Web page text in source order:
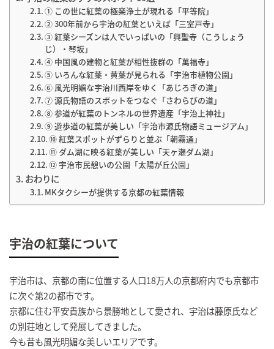
① この世に紅葉の極楽浄土が現れる「平等院」
② 300年前から宇治の紅葉といえば「三室戸寺」
③ 紅葉シーズンは人でいっぱいの「興聖寺（こうしょう
じ）・琴坂」
④ 中国風の建物と紅葉が相性抜群の「萬福寺」
⑤ いろんな紅葉・黄葉が見られる「宇治市植物公園」
⑥ 風光明媚な宇治川西岸をゆく「あじろぎの道」
⑦ 源氏物語のスポットをつなぐ「さわらびの道」
⑧ 参道が紅葉のトンネルの世界遺産「宇治上神社」
⑨ 遊歩道の紅葉が美しい「宇治市源氏物語ミュージアム」
⑩ 紅葉スポットがずらりと並ぶ「朝霧通」
⑪ ダム湖に映る紅葉が美しい「天ヶ瀬ダム湖」
⑫ 宇治市民憩いの公園「太陽が丘公園」
おわりに
MKタクシーが提供する京都の紅葉情報
宇治の紅葉について
宇治市は、京都の南に位置する人口18万人の京都府内でも京都市
に次ぐ第2の都市です。
京都に住む平安貴族から景勝地として愛され、宇治は藤原氏など
の別荘地として発展してきました。
今も昔も風光明媚な美しいエリアです。